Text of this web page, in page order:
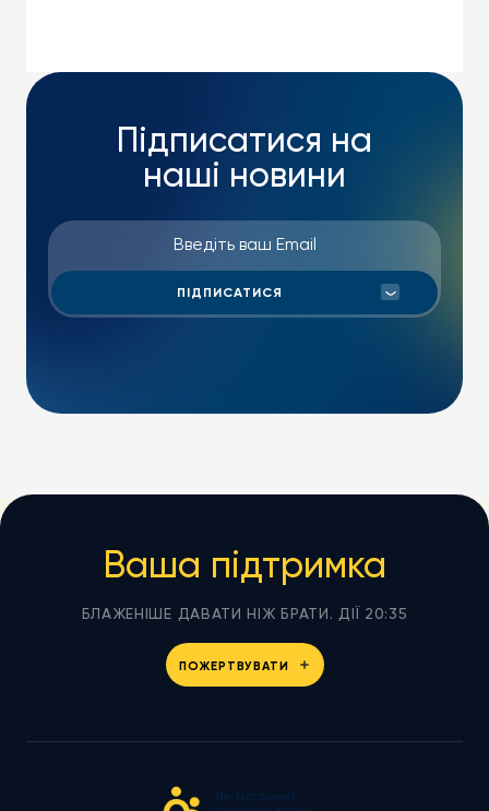
Підписатися на
наші новини
Ваша підтримка
БЛАЖЕНІШЕ ДАВАТИ НІЖ БРАТИ. ДІЇ 20:35
ПОЖЕРТВУВАТИ